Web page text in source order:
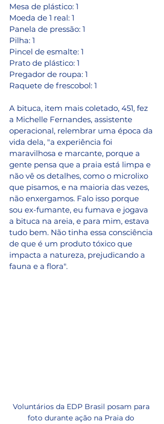
Mesa de plástico: 1
Moeda de 1 real: 1
Panela de pressão: 1
Pilha: 1
Pincel de esmalte: 1
Prato de plástico: 1
Pregador de roupa: 1
Raquete de frescobol: 1
A bituca, item mais coletado, 451, fez
a Michelle Fernandes, assistente
operacional, relembrar uma época da
vida dela, "a experiência foi
maravilhosa e marcante, porque a
gente pensa que a praia está limpa e
não vê os detalhes, como o microlixo
que pisamos, e na maioria das vezes,
não enxergamos. Falo isso porque
sou ex-fumante, eu fumava e jogava
a bituca na areia, e para mim, estava
tudo bem. Não tinha essa consciência
de que é um produto tóxico que
impacta a natureza, prejudicando a
fauna e a flora".
Voluntários da EDP Brasil posam para
foto durante ação na Praia do